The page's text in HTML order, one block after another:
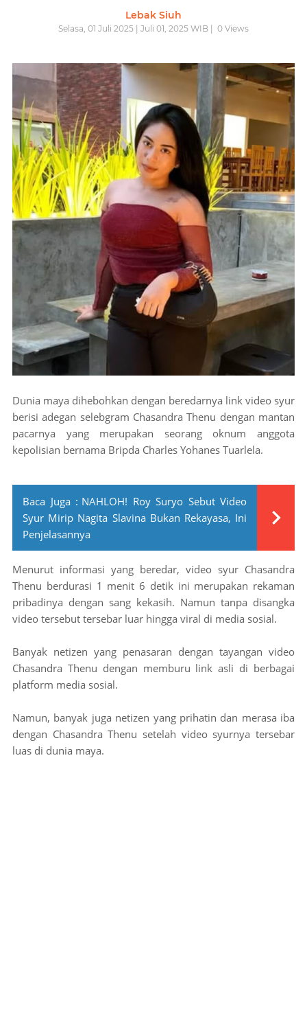
Lebak Siuh
Selasa, 01 Juli 2025 | Juli 01, 2025 WIB | 0 Views
Dunia maya dihebohkan dengan beredarnya link video syur
berisi adegan selebgram Chasandra Thenu dengan mantan
pacarnya yang merupakan seorang oknum anggota
kepolisian bernama Bripda Charles Yohanes Tuarlela.
Baca Juga : NAHLOH! Roy Suryo Sebut Video
Syur Mirip Nagita Slavina Bukan Rekayasa, Ini
Penjelasannya
Menurut informasi yang beredar, video syur Chasandra
Thenu berdurasi 1 menit 6 detik ini merupakan rekaman
pribadinya dengan sang kekasih. Namun tanpa disangka
video tersebut tersebar luar hingga viral di media sosial.
Banyak netizen yang penasaran dengan tayangan video
Chasandra Thenu dengan memburu link asli di berbagai
platform media sosial.
Namun, banyak juga netizen yang prihatin dan merasa iba
dengan Chasandra Thenu setelah video syurnya tersebar
luas di dunia maya.